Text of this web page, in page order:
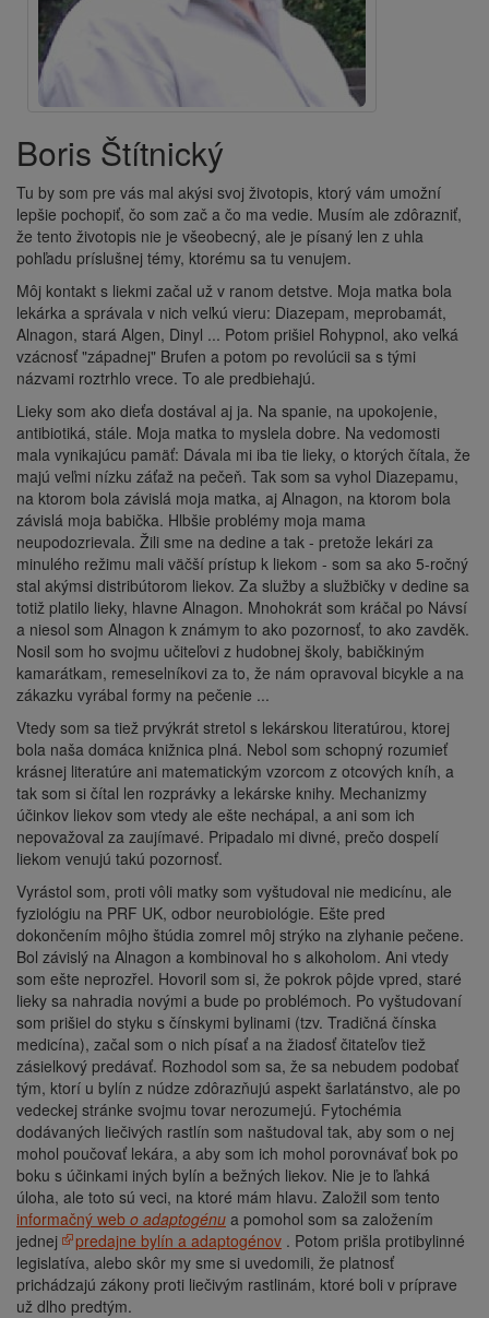
Boris Štítnický
Tu by som pre vás mal akýsi svoj životopis, ktorý vám umožní
lepšie pochopiť, čo som zač a čo ma vedie. Musím ale zdôrazniť,
že tento životopis nie je všeobecný, ale je písaný len z uhla
pohľadu príslušnej témy, ktorému sa tu venujem.
Môj kontakt s liekmi začal už v ranom detstve. Moja matka bola
lekárka a správala v nich veľkú vieru: Diazepam, meprobamát,
Alnagon, stará Algen, Dinyl ... Potom prišiel Rohypnol, ako veľká
vzácnosť "západnej" Brufen a potom po revolúcii sa s tými
názvami roztrhlo vrece. To ale predbiehajú.
Lieky som ako dieťa dostával aj ja. Na spanie, na upokojenie,
antibiotiká, stále. Moja matka to myslela dobre. Na vedomosti
mala vynikajúcu pamäť: Dávala mi iba tie lieky, o ktorých čítala, že
majú veľmi nízku záťaž na pečeň. Tak som sa vyhol Diazepamu,
na ktorom bola závislá moja matka, aj Alnagon, na ktorom bola
závislá moja babička. Hlbšie problémy moja mama
neupodozrievala. Žili sme na dedine a tak - pretože lekári za
minulého režimu mali väčší prístup k liekom - som sa ako 5-ročný
stal akýmsi distribútorom liekov. Za služby a službičky v dedine sa
totiž platilo lieky, hlavne Alnagon. Mnohokrát som kráčal po Návsí
a niesol som Alnagon k známym to ako pozornosť, to ako zavděk.
Nosil som ho svojmu učiteľovi z hudobnej školy, babičkiným
kamarátkam, remeselníkovi za to, že nám opravoval bicykle a na
zákazku vyrábal formy na pečenie ...
Vtedy som sa tiež prvýkrát stretol s lekárskou literatúrou, ktorej
bola naša domáca knižnica plná. Nebol som schopný rozumieť
krásnej literatúre ani matematickým vzorcom z otcových kníh, a
tak som si čítal len rozprávky a lekárske knihy. Mechanizmy
účinkov liekov som vtedy ale ešte nechápal, a ani som ich
nepovažoval za zaujímavé. Pripadalo mi divné, prečo dospelí
liekom venujú takú pozornosť.
Vyrástol som, proti vôli matky som vyštudoval nie medicínu, ale
fyziológiu na PRF UK, odbor neurobiológie. Ešte pred
dokončením môjho štúdia zomrel môj strýko na zlyhanie pečene.
Bol závislý na Alnagon a kombinoval ho s alkoholom. Ani vtedy
som ešte neprozřel. Hovoril som si, že pokrok pôjde vpred, staré
lieky sa nahradia novými a bude po problémoch. Po vyštudovaní
som prišiel do styku s čínskymi bylinami (tzv. Tradičná čínska
medicína), začal som o nich písať a na žiadosť čitateľov tiež
zásielkový predávať. Rozhodol som sa, že sa nebudem podobať
tým, ktorí u bylín z núdze zdôrazňujú aspekt šarlatánstvo, ale po
vedeckej stránke svojmu tovar nerozumejú. Fytochémia
dodávaných liečivých rastlín som naštudoval tak, aby som o nej
mohol poučovať lekára, a aby som ich mohol porovnávať bok po
boku s účinkami iných bylín a bežných liekov. Nie je to ľahká
úloha, ale toto sú veci, na ktoré mám hlavu. Založil som tento
informačný web o adaptogénu a pomohol som sa založením
jednej
predajne bylín a adaptogénov . Potom prišla protibylinné
legislatíva, alebo skôr my sme si uvedomili, že platnosť
prichádzajú zákony proti liečivým rastlinám, ktoré boli v príprave
už dlho predtým.